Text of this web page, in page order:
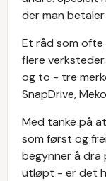
der man
Et råd som ofte
flere
og to - tre
SnapDrive,
Med tanke på
som først og
begynner å dra
utløpt - er det